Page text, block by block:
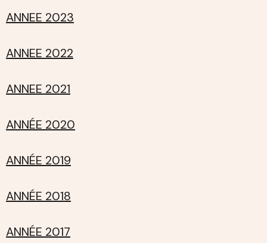
ANNEE 2023
ANNEE 2022
ANNEE 2021
ANNÉE 2020
ANNÉE 2019
ANNÉE 2018
ANNÉE 2017